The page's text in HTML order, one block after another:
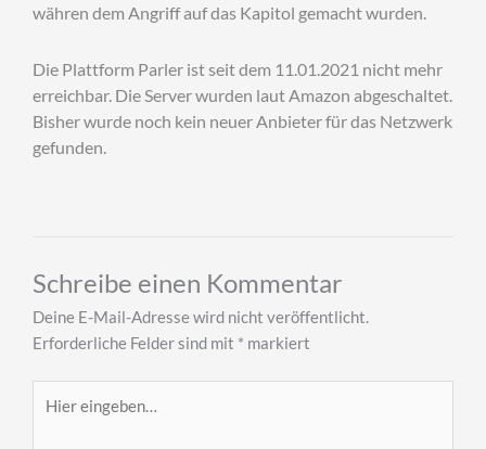
währen dem Angriff auf das Kapitol gemacht wurden.
Die Plattform Parler ist seit dem 11.01.2021 nicht mehr
erreichbar. Die Server wurden laut Amazon abgeschaltet.
Bisher wurde noch kein neuer Anbieter für das Netzwerk
gefunden.
Schreibe einen Kommentar
Deine E-Mail-Adresse wird nicht veröffentlicht.
Erforderliche Felder sind mit * markiert
eingeben…